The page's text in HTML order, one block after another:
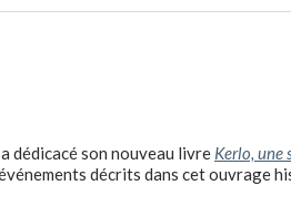
a dédicacé son nouveau livre Kerlo, une
décrits dans cet ouvrage